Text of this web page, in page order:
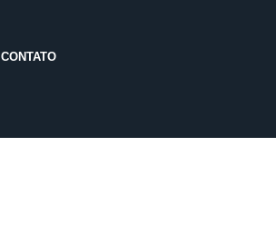
CONTATO